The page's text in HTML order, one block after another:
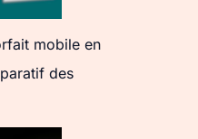
mobile en
des